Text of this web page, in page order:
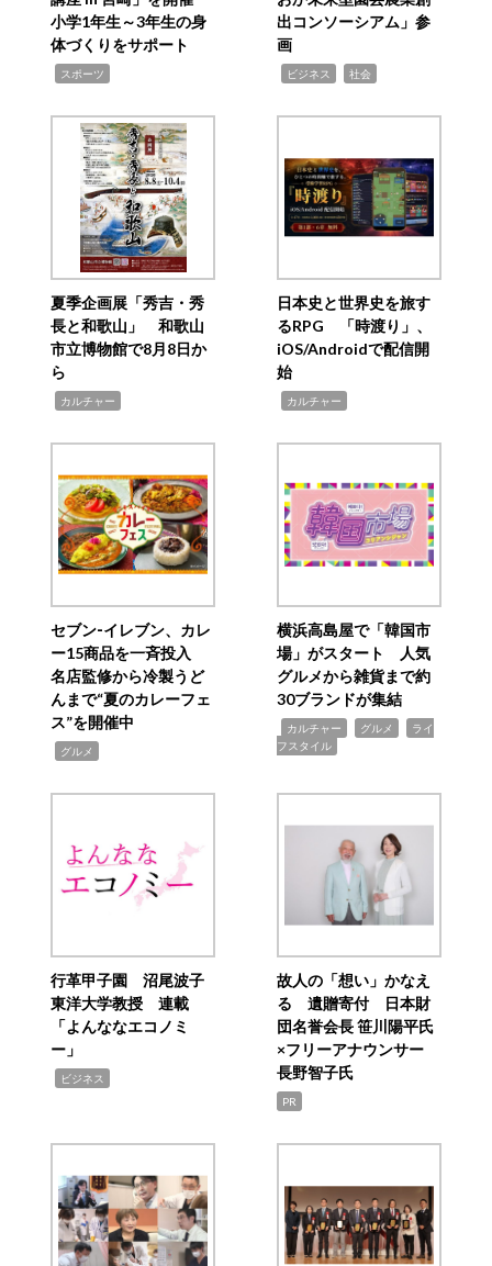
小学1年生～3年生の身
体づくりをサポート
スポーツ
出コンソーシアム」参
画
ビジネス 社会
夏季企画展「秀吉・秀
長と和歌山」 和歌山
市立博物館で8月8日か
ら
カルチャー
日本史と世界史を旅す
るRPG 「時渡り」、
iOS/Androidで配信開
始
カルチャー
セブン‐イレブン、カレ
ー15商品を一斉投入
名店監修から冷製うど
んまで“夏のカレーフェ
ス”を開催中
グルメ
横浜高島屋で「韓国市
場」がスタート 人気
グルメから雑貨まで約
30ブランドが集結
カルチャー グルメ
ライ
フスタイル
行革甲子園 沼尾波子
東洋大学教授 連載
「よんななエコノミ
ー」
ビジネス
故人の「想い」かなえ
る 遺贈寄付 日本財
団名誉会長 笹川陽平氏
×フリーアナウンサー
長野智子氏
PR